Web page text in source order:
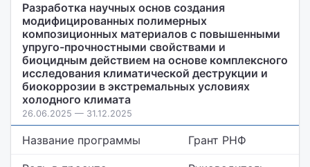
Разработка научных основ создания
модифицированных полимерных
композиционных материалов с повышенными
упруго-прочностными свойствами и
биоцидным действием на основе комплексного
исследования климатической деструкции и
биокоррозии в экстремальных условиях
холодного климата
26.06.2025 — 31.12.2025
Название программы Грант РНФ